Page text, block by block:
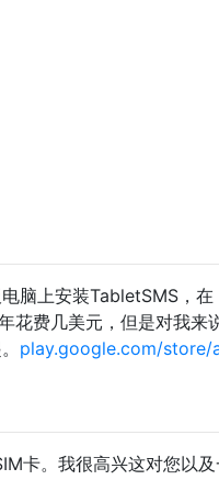
脑上安装TabletSMS，在
花费几美元，但是对我来
play.google.com/store/
卡。我很高兴这对您以